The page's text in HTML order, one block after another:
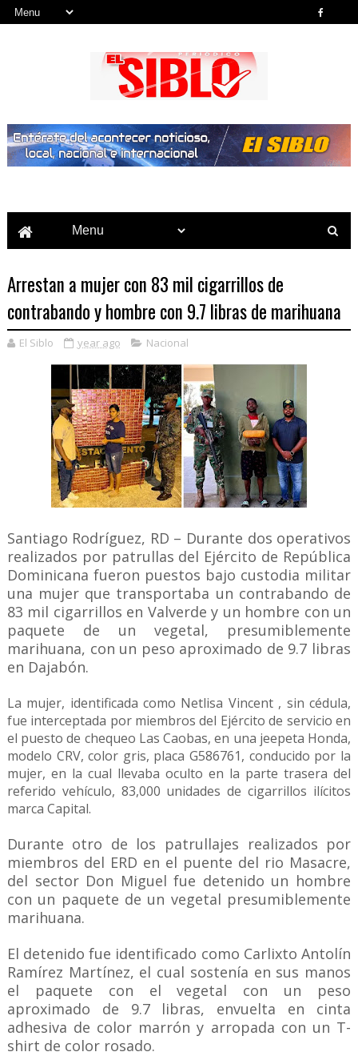
Arrestan a mujer con 83 mil cigarrillos de
contrabando y hombre con 9.7 libras de marihuana
El Siblo year ago Nacional
Santiago Rodríguez, RD – Durante dos operativos
realizados por patrullas del Ejército de República
Dominicana fueron puestos bajo custodia militar
una mujer que transportaba un contrabando de
83 mil cigarrillos en Valverde y un hombre con un
paquete de un vegetal, presumiblemente
marihuana, con un peso aproximado de 9.7 libras
en Dajabón.
La mujer, identificada como Netlisa Vincent , sin cédula,
fue interceptada por miembros del Ejército de servicio en
el puesto de chequeo Las Caobas, en una jeepeta Honda,
modelo CRV, color gris, placa G586761, conducido por la
mujer, en la cual llevaba oculto en la parte trasera del
referido vehículo, 83,000 unidades de cigarrillos ilícitos
marca Capital.
Durante otro de los patrullajes realizados por
miembros del ERD en el puente del rio Masacre,
del sector Don Miguel fue detenido un hombre
con un paquete de un vegetal presumiblemente
marihuana.
El detenido fue identificado como Carlixto Antolín
Ramírez Martínez, el cual sostenía en sus manos
el paquete con el vegetal con un peso
aproximado de 9.7 libras, envuelta en cinta
adhesiva de color marrón y arropada con un T-
shirt de color rosado.